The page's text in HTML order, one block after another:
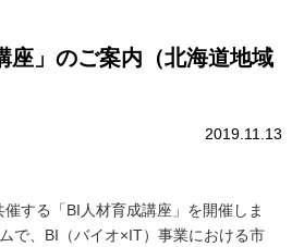
座」のご案内（北海道地域
2019.11.13
する「BI人材育成講座」を開催しま
で、BI（バイオ×IT）事業における市